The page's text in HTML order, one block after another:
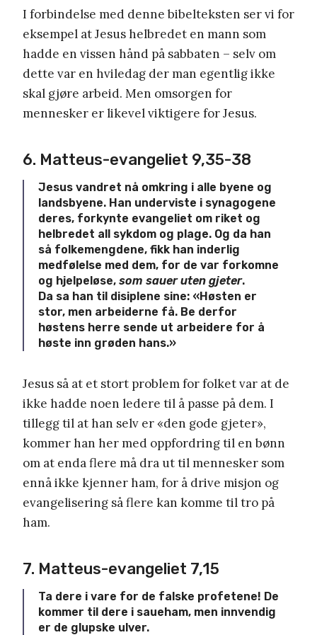
I forbindelse med denne bibelteksten ser vi for
eksempel at Jesus helbredet en mann som
hadde en vissen hånd på sabbaten – selv om
dette var en hviledag der man egentlig ikke
skal gjøre arbeid. Men omsorgen for
mennesker er likevel viktigere for Jesus.
6. Matteus-evangeliet 9,35-38
Jesus vandret nå omkring i alle byene og
landsbyene. Han underviste i synagogene
deres, forkynte evangeliet om riket og
helbredet all sykdom og plage. Og da han
så folkemengdene, fikk han inderlig
medfølelse med dem, for de var forkomne
og hjelpeløse, som sauer uten gjeter.
Da sa han til disiplene sine: «Høsten er
stor, men arbeiderne få. Be derfor
høstens herre sende ut arbeidere for å
høste inn grøden hans.»
Jesus så at et stort problem for folket var at de
ikke hadde noen ledere til å passe på dem. I
tillegg til at han selv er «den gode gjeter»,
kommer han her med oppfordring til en bønn
om at enda flere må dra ut til mennesker som
ennå ikke kjenner ham, for å drive misjon og
evangelisering så flere kan komme til tro på
ham.
7. Matteus-evangeliet 7,15
Ta dere i vare for de falske profetene! De
kommer til dere i saueham, men innvendig
er de glupske ulver.